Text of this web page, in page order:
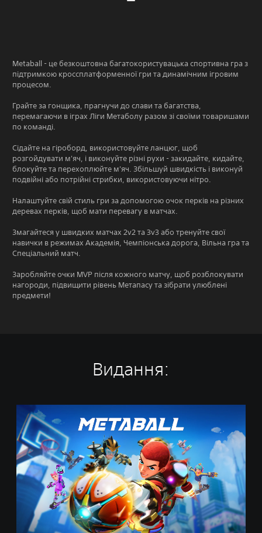
Metaball - це безкоштовна багатокористувацька спортивна гра з
підтримкою кроссплатформенної гри та динамічним ігровим
процесом.
Грайте за гонщика, прагнучи до слави та багатства,
перемагаючи в іграх Ліги Метаболу разом зі своїми товаришами
по команді.
Сідайте на гіроборд, використовуйте ланцюг, щоб
розгойдувати м'яч, і виконуйте різні рухи - закидайте, кидайте,
блокуйте та перехоплюйте м'яч. Збільшуй швидкість і виконуй
подвійні або потрійні стрибки, використовуючи нітро.
Налаштуйте свій стиль гри за допомогою очок перків на різних
деревах перків, щоб мати перевагу в матчах.
Змагайтеся у швидких матчах 2v2 та 3v3 або тренуйте свої
навички в режимах Академія, Чемпіонська дорога, Вільна гра та
Спеціальний матч.
Заробляйте очки MVP після кожного матчу, щоб розблокувати
нагороди, підвищити рівень Метапасу та зібрати улюблені
предмети!
Видання:
t
a
b
a
l